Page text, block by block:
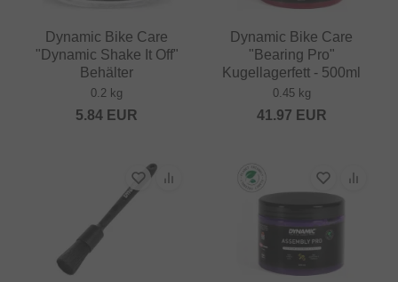
Dynamic Bike Care
"Dynamic Shake It Off"
Behälter
0.2 kg
5.84 EUR
Dynamic Bike Care
"Bearing Pro"
Kugellagerfett - 500ml
0.45 kg
41.97 EUR